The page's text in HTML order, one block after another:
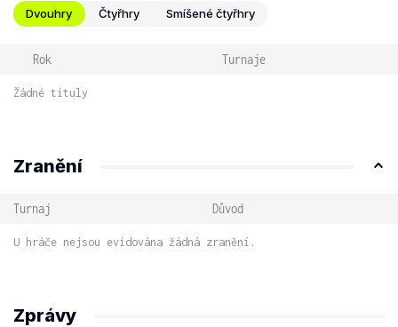
Dvouhry Čtyřhry Smíšené čtyřhry
Rok Turnaje
Žádné tituly
Zranění
Turnaj Důvod
U hráče nejsou evidována žádná zranění.
Zprávy